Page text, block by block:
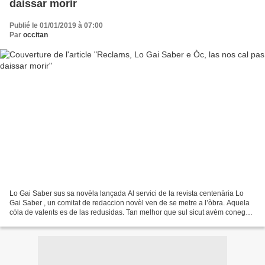
daissar morir
Publié le 01/01/2019 à 07:00
Par occitan
Lo Gai Saber sus sa novèla lançada Al servici de la revista centenària Lo
Gai Saber , un comitat de redaccion novèl ven de se metre a l’òbra. Aquela
còla de valents es de las redusidas. Tan melhor que sul sicut avèm conegut